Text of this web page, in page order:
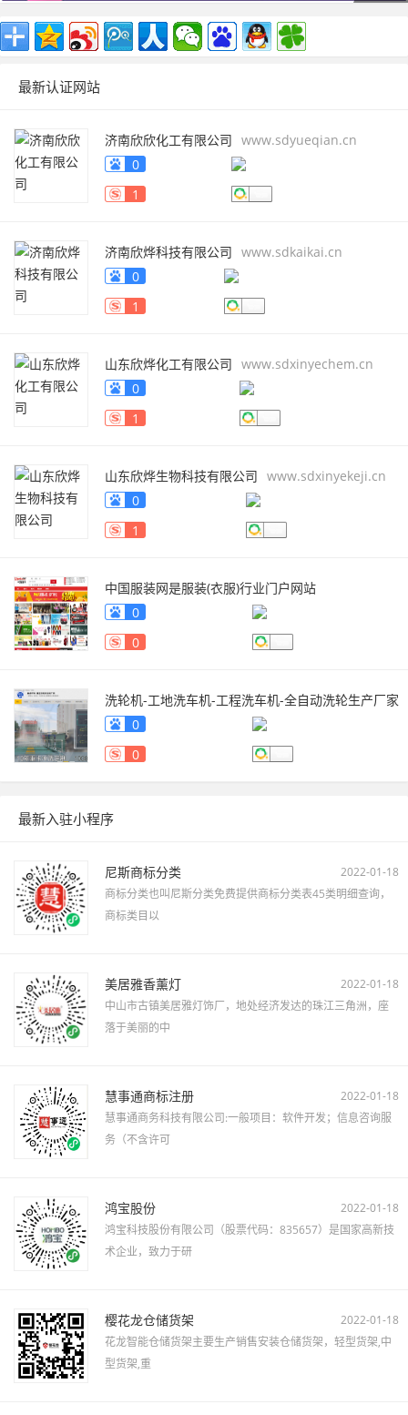
最新认证网站
济南欣欣化工有限公司 www.sdyueqian.cn
0
1
济南欣烨科技有限公司 www.sdkaikai.cn
0
1
山东欣烨化工有限公司 www.sdxinyechem.cn
0
1
山东欣烨生物科技有限公司 www.sdxinyekeji.cn
0
1
中国服装网是服装(衣服)行业门户网站
fuzhuang.qiyeku.cn
0
0
洗轮机-工地洗车机-工程洗车机-全自动洗轮生产厂家
[鲁企环科]
www.lqhb88.com
0
0
最新入驻小程序
尼斯商标分类
2022-01-18
商标分类也叫尼斯分类免费提供商标分类表45类明细查询，
商标类目以
美居雅香薰灯
2022-01-18
中山市古镇美居雅灯饰厂，地处经济发达的珠江三角洲，座
落于美丽的中
慧事通商标注册
2022-01-18
慧事通商务科技有限公司:一般项目：软件开发；信息咨询服
务（不含许可
鸿宝股份
2022-01-18
鸿宝科技股份有限公司（股票代码：835657）是国家高新技
术企业，致力于研
樱花龙仓储货架
2022-01-18
花龙智能仓储货架主要生产销售安装仓储货架，轻型货架,中
型货架,重